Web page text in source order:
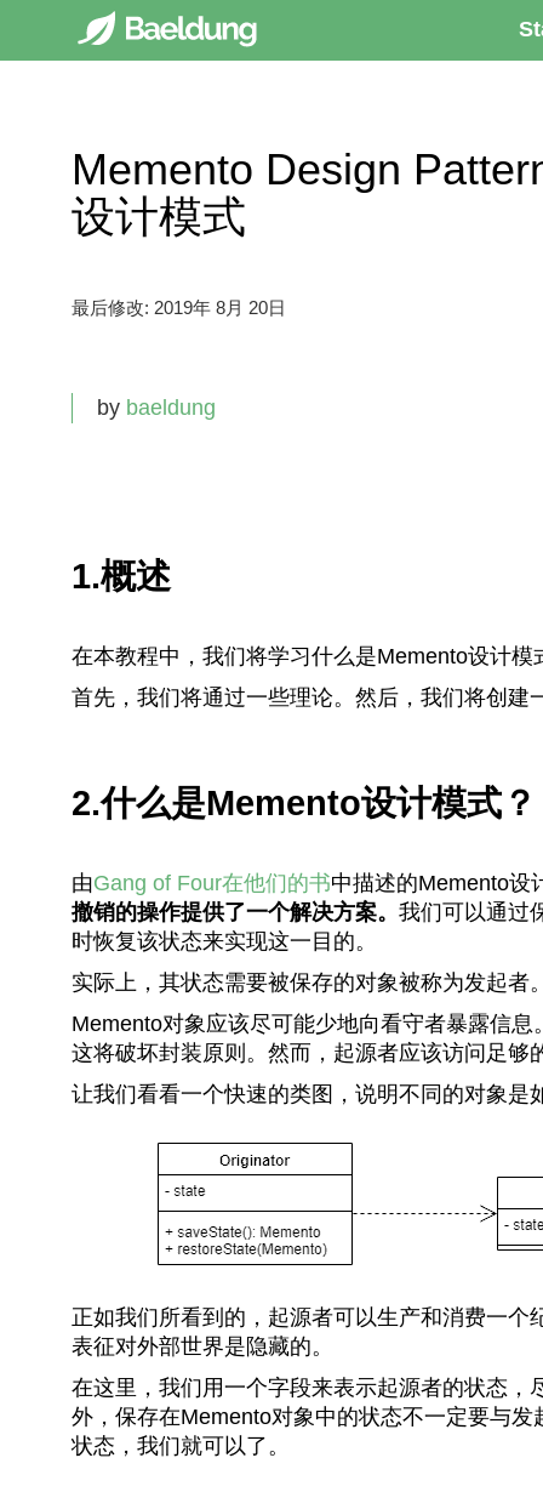
Memento Design
设计模式
最后修改: 2019年 8月 20日
by baeldung
1.概述
在本教程中，我们将学习什么是Memento设计模
首先，我们将通过一些理论。然后，我们将创建
2.什么是Memento设计模式？
由Gang of Four在他们的书中描述的Memento设
撤销的操作提供了一个解决方案。 我们可以通过
时恢复该状态来实现这一目的。
实际上，其状态需要被保存的对象被称为发起
Memento对象应该尽可能少地向看守者暴露信
这将破坏封装原则。然而，起源者应该访问足够
让我们看看一个快速的类图，说明不同的对象是
正如我们所看到的，起源者可以生产和消费一
表征对外部世界是隐藏的。
在这里，我们用一个字段来表示起源者的状态，
外，保存在Memento对象中的状态不一定要与
状态，我们就可以了。